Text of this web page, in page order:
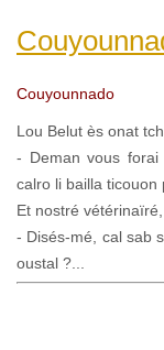
Couyounnado
Lou Belut ès onat
- Deman vous
calro li bailla ticouon
Et nostré
- Disés-mé, cal sab
oustal ?...